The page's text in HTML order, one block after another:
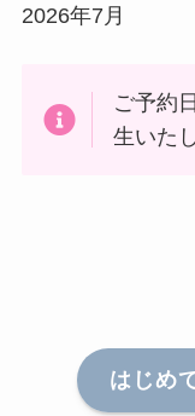
2026年7月
ご予約
生いた
はじめ